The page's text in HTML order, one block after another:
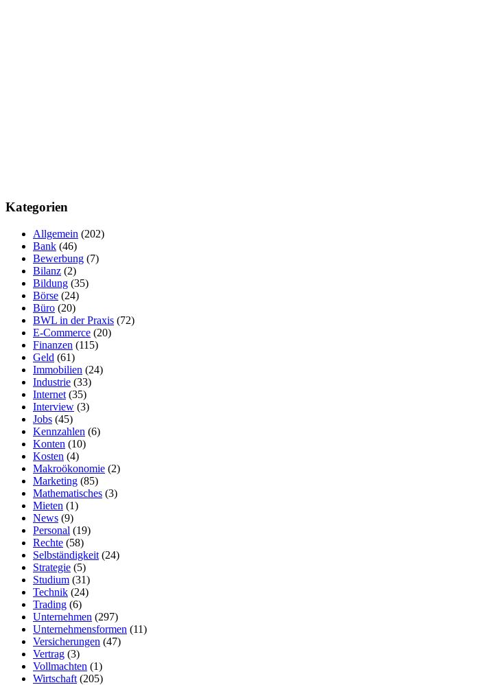
Kategorien
Allgemein (202)
Bank (46)
Bewerbung (7)
Bilanz (2)
Bildung (35)
Börse (24)
Büro (20)
BWL in der Praxis (72)
E-Commerce (20)
Finanzen (115)
Geld (61)
Immobilien (24)
Industrie (33)
Internet (35)
Interview (3)
Jobs (45)
Kennzahlen (6)
Konten (10)
Kosten (4)
Makroökonomie (2)
Marketing (85)
Mathematisches (3)
Mieten (1)
News (9)
Personal (19)
Rechte (58)
Selbständigkeit (24)
Strategie (5)
Studium (31)
Technik (24)
Trading (6)
Unternehmen (297)
Unternehmensformen (11)
Versicherungen (47)
Vertrag (3)
Vollmachten (1)
Wirtschaft (205)